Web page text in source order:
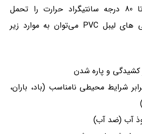
پلاستیکی داشته و تا 80 درجه سانتیگراد حرارت را تحمل
می‌کند. از دیگر ویژگی های لیبل PVC می‌توان به موارد زیر
شرایط محیطی نامناسب (باد، باران،